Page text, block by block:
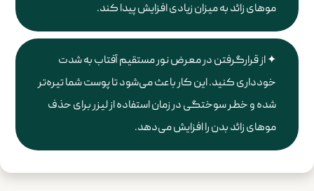
موهای زائد به میزان زیادی افزایش پیدا کند.
از قرارگرفتن در معرض نور مستقیم آفتاب به شدت
خودداری کنید. این کار باعث می‌شود تا پوست شما تیره‌تر
شده و خطر سوختگی در زمان استفاده از لیزر برای حذف
موهای زائد بدن را افزایش می‌دهد.